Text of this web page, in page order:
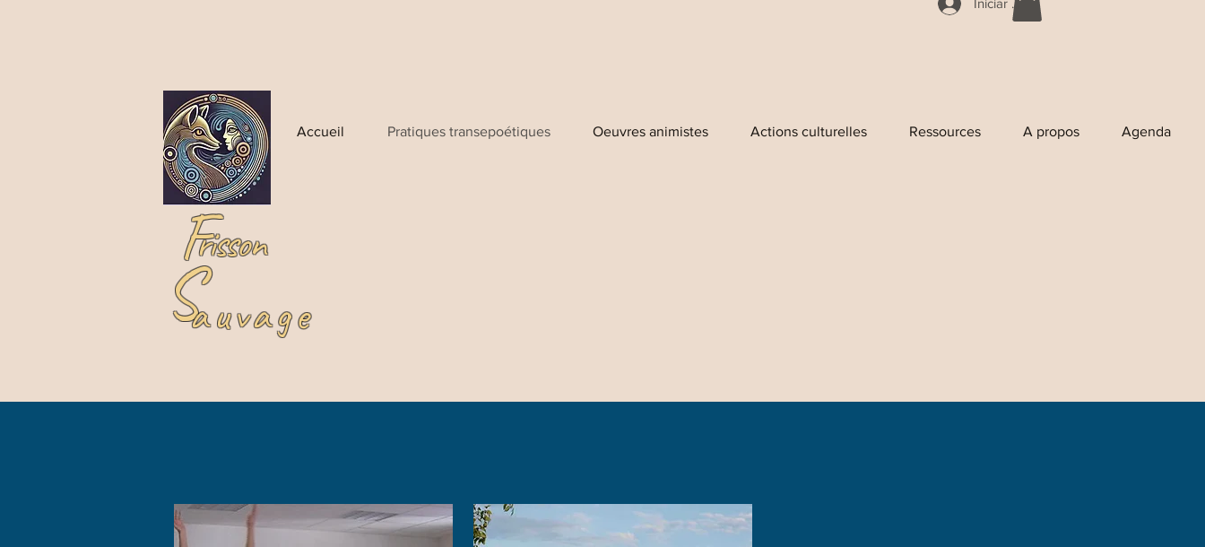
Iniciar sesión
risson
F
Accueil Pratiques transepoétiques Oeuvres animistes Actions culturelles Ressources A propos Agenda
Sauvage